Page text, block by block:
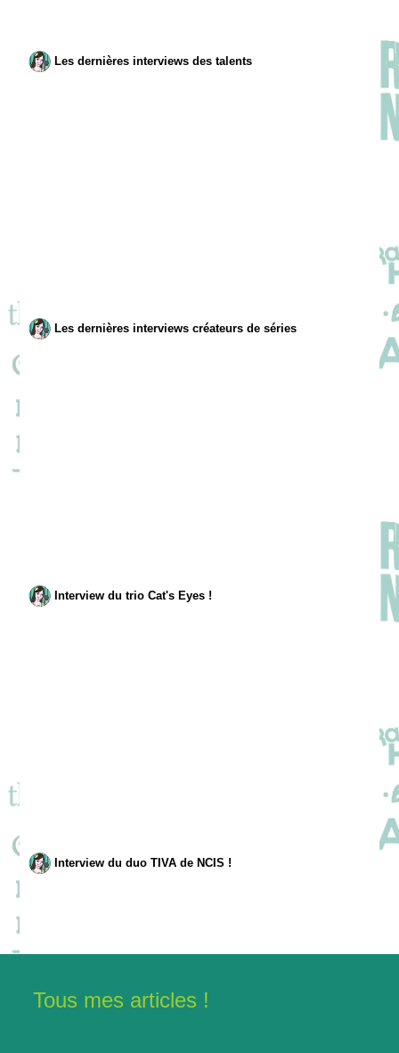
Les dernières interviews des talents
Les dernières interviews créateurs de séries
Interview du trio Cat's Eyes !
Interview du duo TIVA de NCIS !
Tous mes articles !